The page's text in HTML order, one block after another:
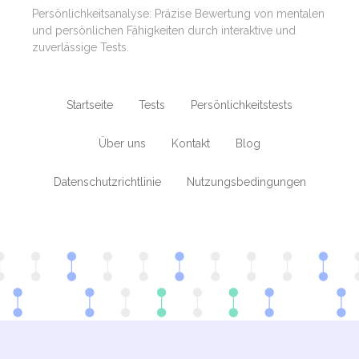
Persönlichkeitsanalyse: Präzise Bewertung von mentalen
und persönlichen Fähigkeiten durch interaktive und
zuverlässige Tests.
Startseite Tests Persönlichkeitstests
Über uns Kontakt Blog
Datenschutzrichtlinie Nutzungsbedingungen